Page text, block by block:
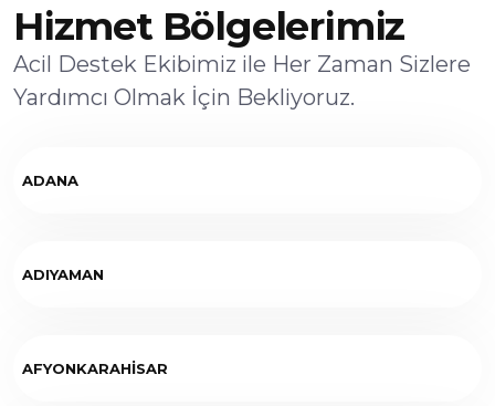
Hizmet Bölgelerimiz
Acil Destek Ekibimiz ile Her Zaman Sizlere
Yardımcı Olmak İçin Bekliyoruz.
ADANA
ADIYAMAN
AFYONKARAHİSAR